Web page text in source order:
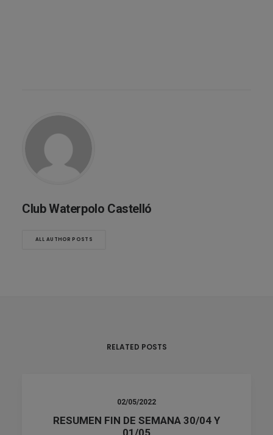
Club Waterpolo Castelló
ALL AUTHOR POSTS
RELATED POSTS
02/05/2022
RESUMEN FIN DE SEMANA 30/04 Y
01/05